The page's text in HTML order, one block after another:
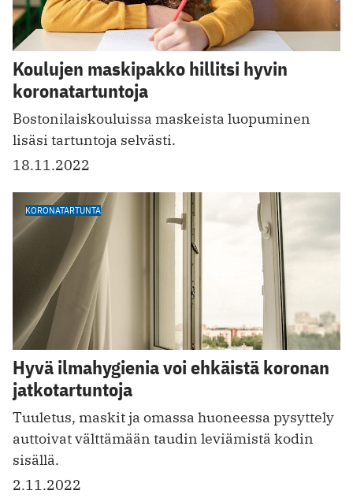
Koulujen maskipakko hillitsi hyvin
koronatartuntoja
Bostonilaiskouluissa maskeista luopuminen
lisäsi tartuntoja selvästi.
18.11.2022
KORONATARTUNTA
Hyvä ilmahygienia voi ehkäistä koronan
jatkotartuntoja
Tuuletus, maskit ja omassa huoneessa pysyttely
auttoivat välttämään taudin leviämistä kodin
sisällä.
2.11.2022